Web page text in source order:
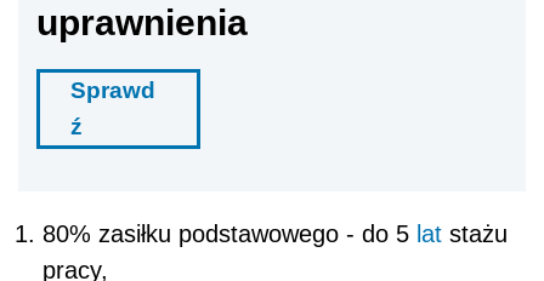
uprawnienia
Sprawd
ź
80% zasiłku podstawowego - do 5 lat stażu
pracy,